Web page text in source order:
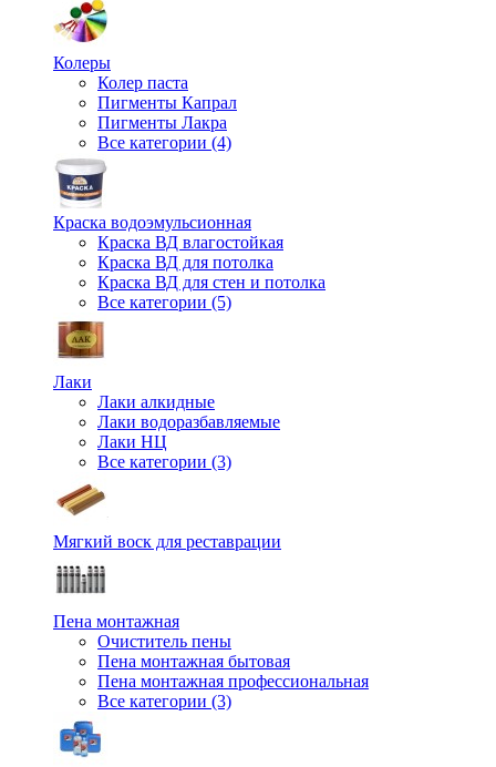
Колеры
Колер паста
Пигменты Капрал
Пигменты Лакра
Все категории (4)
Краска водоэмульсионная
Краска ВД влагостойкая
Краска ВД для потолка
Краска ВД для стен и потолка
Все категории (5)
Лаки
Лаки алкидные
Лаки водоразбавляемые
Лаки НЦ
Все категории (3)
Мягкий воск для реставрации
Пена монтажная
Очиститель пены
Пена монтажная бытовая
Пена монтажная профессиональная
Все категории (3)